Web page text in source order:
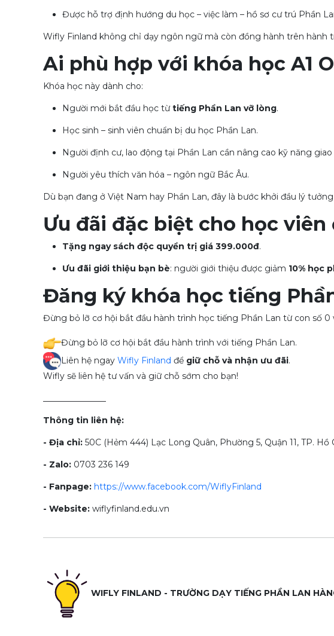
Được hỗ trợ định hướng du học – việc làm – hồ sơ cư trú Phần
Wifly Finland không chỉ dạy ngôn ngữ mà còn đồng hành trên hành
Ai phù hợp với khóa học A1
Khóa học này dành cho:
Người mới bắt đầu học từtiếng Phần Lan vỡ lòng.
Học sinh – sinh viên chuẩn bị du học Phần Lan.
Người định cư, lao động tại Phần Lan cần nâng cao kỹ năng giao
Người yêu thích văn hóa – ngôn ngữ Bắc Âu.
Dù bạn đang ở Việt Nam hay Phần Lan, đây là bước khởi đầu lý
Ưu đãi đặc biệt cho học viên
Tặng ngay sách độc quyền trị giá 399.000đ.
Ưu đãi giới thiệu bạn bè: người giới thiệu được giảm 10% học
Đăng ký khóa học tiếng
Đừng bỏ lỡ cơ hội bắt đầu hành trình học tiếng Phần Lan từ con số
Đừng bỏ lỡ cơ hội bắt đầu hành trình với tiếng Phần Lan.
Liên hệ ngay Wifly Finland để giữ chỗ và nhận ưu đãi.
Wifly sẽ liên hệ tư vấn và giữ chỗ sớm cho bạn!
Thông tin liên hệ:
- Địa chỉ: 50C (Hẻm 444) Lạc Long Quân, Phường 5, Quận 11, TP. Hồ
- Zalo: 0703 236 149
- Fanpage: https://www.facebook.com/WiflyFinland
- Website: wiflyfinland.edu.vn
WIFLY FINLAND - TRƯỜNG DẠY TIẾNG PHẦN LAN